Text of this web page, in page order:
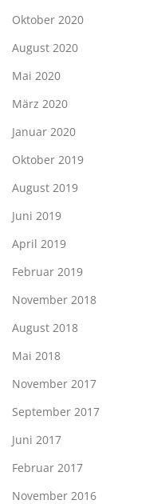
Oktober 2020
August 2020
Mai 2020
März 2020
Januar 2020
Oktober 2019
August 2019
Juni 2019
April 2019
Februar 2019
November 2018
August 2018
Mai 2018
November 2017
September 2017
Juni 2017
Februar 2017
November 2016